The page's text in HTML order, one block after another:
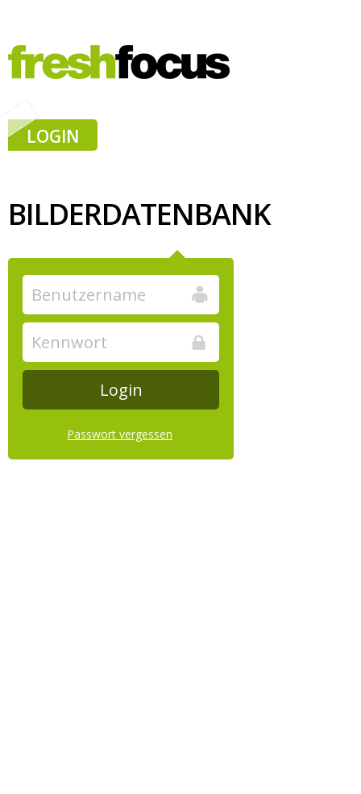
LOGIN
BILDERDATENBANK
Passwort vergessen